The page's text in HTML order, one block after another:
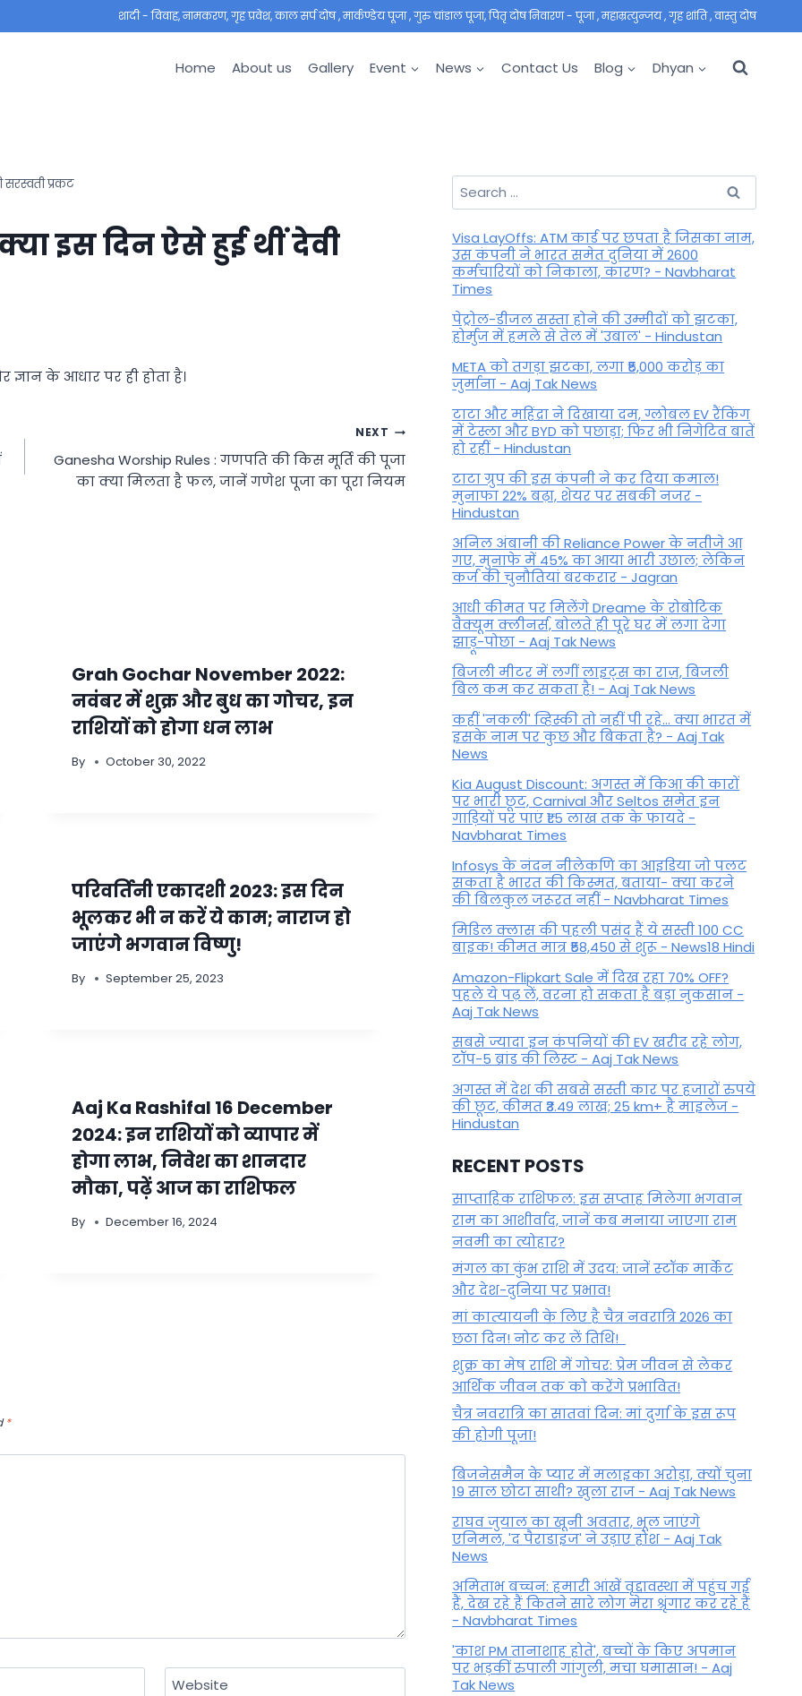
शादी - विवाह, नामकरण, गृह प्रवेश, काल सर्प दोष , मार्कण्डेय पूजा , गुरु चांडाल पूजा, पितृ दोष निवारण - पूजा , महाम्रत्युन्जय , गृह शांति , वास्तु दोष
Home About us Gallery Event News Contact Us Blog Dhyan
प्रकट
इस दिन ऐसे हुई थीं देवी
के आधार पर ही होता है।
NEXT
Ganesha Worship Rules : गणपति की किस मूर्ति की पूजा
का क्या मिलता है फल, जानें गणेश पूजा का पूरा नियम
Grah Gochar November 2022:
नवंबर में शुक्र और बुध का गोचर, इन
राशियों को होगा धन लाभ
By October 30, 2022
परिवर्तिनी एकादशी 2023: इस दिन
भूलकर भी न करें ये काम; नाराज हो
जाएंगे भगवान विष्णु!
By September 25, 2023
Aaj Ka Rashifal 16 December
2024: इन राशियों को व्यापार में
होगा लाभ, निवेश का शानदार
मौका, पढ़ें आज का राशिफल
By December 16, 2024
*
Website
Search
for:
Visa LayOffs: ATM कार्ड पर छपता है जिसका नाम,
उस कंपनी ने भारत समेत दुनिया में 2600
कर्मचारियों को निकाला, कारण? - Navbharat
Times
पेट्रोल-डीजल सस्ता होने की उम्मीदों को झटका,
होर्मुज में हमले से तेल में 'उबाल' - Hindustan
META को तगड़ा झटका, लगा ₹5,000 करोड़ का
जुर्माना - Aaj Tak News
टाटा और महिंद्रा ने दिखाया दम, ग्लोबल EV रैंकिंग
में टेस्ला और BYD को पछाड़ा; फिर भी निगेटिव बातें
हो रहीं - Hindustan
टाटा ग्रुप की इस कंपनी ने कर दिया कमाल!
मुनाफा 22% बढ़ा, शेयर पर सबकी नजर -
Hindustan
अनिल अंबानी की Reliance Power के नतीजे आ
गए, मुनाफे में 45% का आया भारी उछाल; लेकिन
कर्ज की चुनौतियां बरकरार - Jagran
आधी कीमत पर मिलेंगे Dreame के रोबोटिक
वैक्यूम क्लीनर्स, बोलते ही पूरे घर में लगा देगा
झाड़ू-पोछा - Aaj Tak News
बिजली मीटर में लगीं लाइट्स का राज़, बिजली
बिल कम कर सकता है! - Aaj Tak News
कहीं 'नकली' व्हिस्की तो नहीं पी रहे... क्या भारत में
इसके नाम पर कुछ और बिकता है? - Aaj Tak
News
Kia August Discount: अगस्त में किआ की कारों
पर भारी छूट, Carnival और Seltos समेत इन
गाड़ियों पर पाएं ₹1.5 लाख तक के फायदे -
Navbharat Times
Infosys के नंदन नीलेकणि का आइडिया जो पलट
सकता है भारत की किस्मत, बताया- क्या करने
की बिलकुल जरूरत नहीं - Navbharat Times
मिडिल क्लास की पहली पसंद हैं ये सस्ती 100 CC
बाइक! कीमत मात्र ₹58,450 से शुरू - News18 Hindi
Amazon-Flipkart Sale में दिख रहा 70% OFF?
पहले ये पढ़ लें, वरना हो सकता है बड़ा नुकसान -
Aaj Tak News
सबसे ज्यादा इन कंपनियों की EV खरीद रहे लोग,
टॉप-5 ब्रांड की लिस्ट - Aaj Tak News
अगस्त में देश की सबसे सस्ती कार पर हजारों रुपये
की छूट, कीमत ₹3.49 लाख; 25 km+ है माइलेज -
Hindustan
RECENT POSTS
साप्ताहिक राशिफल: इस सप्ताह मिलेगा भगवान
राम का आशीर्वाद, जानें कब मनाया जाएगा राम
नवमी का त्योहार?
मंगल का कुंभ राशि में उदय: जानें स्‍टॉक मार्केट
और देश-दुनिया पर प्रभाव!
मां कात्‍यायनी के लिए है चैत्र नवरात्रि 2026 का
छठा दिन! नोट कर लें तिथि!
शुक्र का मेष राशि में गोचर: प्रेम जीवन से लेकर
आर्थिक जीवन तक को करेंगे प्रभावित!
चैत्र नवरात्रि का सातवां दिन: मां दुर्गा के इस रूप
की होगी पूजा!
बिजनेसमैन के प्यार में मलाइका अरोड़ा, क्यों चुना
19 साल छोटा साथी? खुला राज - Aaj Tak News
राघव जुयाल का खूनी अवतार, भूल जाएंगे
एनिमल, 'द पैराडाइज' ने उड़ाए होश - Aaj Tak
News
अमिताभ बच्चन: हमारी आंखें वृद्दावस्था में पहुंच गई
हैं, देख रहे हैं कितने सारे लोग मेरा श्रृंगार कर रहे हैं
- Navbharat Times
'काश PM तानाशाह होते', बच्चों के किए अपमान
पर भड़कीं रुपाली गांगुली, मचा घमासान! - Aaj
Tak News